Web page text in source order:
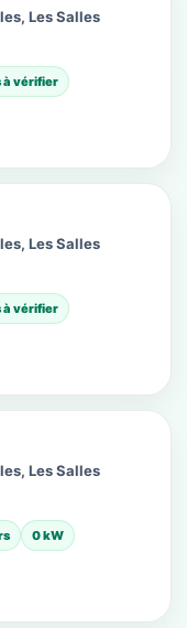
Les Salles
à vérifier
Les Salles
à vérifier
Les Salles
0 kW